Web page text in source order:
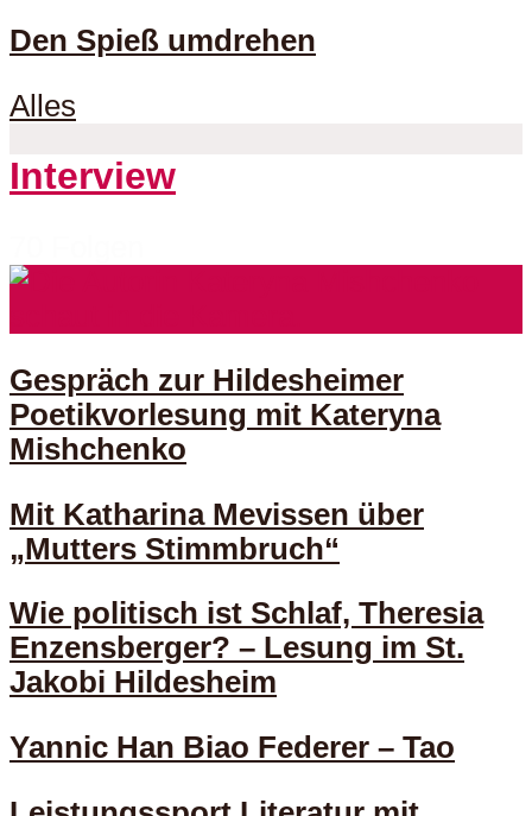
Den Spieß umdrehen
Alles
Interview
Gespräch zur Hildesheimer
Poetikvorlesung mit Kateryna
Mishchenko
Mit Katharina Mevissen über
„Mutters Stimmbruch“
Wie politisch ist Schlaf, Theresia
Enzensberger? – Lesung im St.
Jakobi Hildesheim
Yannic Han Biao Federer – Tao